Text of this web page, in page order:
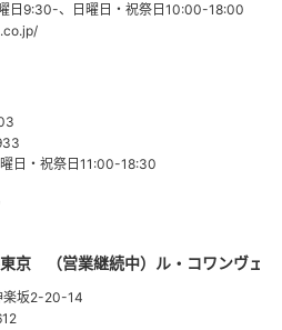
日9:30-、日曜日・祝祭日10:00-18:00
日・祝祭日11:00-18:30
東京 （営業継続中）ル・コワンヴェ
楽坂2-20-14